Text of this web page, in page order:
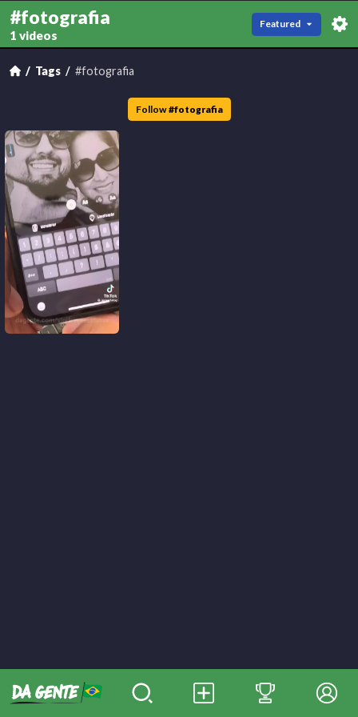
#fotografia
1 videos
Featured
Tags #fotografia
Follow #fotografia